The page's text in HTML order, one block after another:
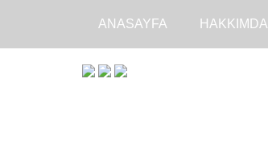
ANASAYFA HAKKIMDA